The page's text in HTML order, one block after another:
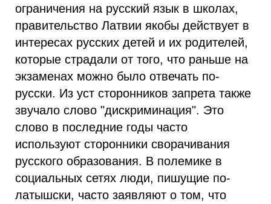
ограничения на русский язык в школах,
правительство Латвии якобы действует в
интересах русских детей и их родителей,
которые страдали от того, что раньше на
экзаменах можно было отвечать по-
русски. Из уст сторонников запрета также
звучало слово "дискриминация". Это
слово в последние годы часто
используют сторонники сворачивания
русского образования. В полемике в
социальных сетях люди, пишущие по-
латышски, часто заявляют о том, что